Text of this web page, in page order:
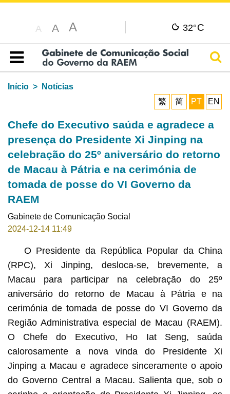
A A A 32°C
Índice
Início
Notícias
繁
简 PT EN
Chefe do Executivo saúda e agradece a
presença do Presidente Xi Jinping na
celebração do 25º aniversário do retorno
de Macau à Pátria e na cerimónia de
tomada de posse do VI Governo da
RAEM
Gabinete de Comunicação Social
2024-12-14 11:49
O Presidente da República Popular da China
(RPC), Xi Jinping, desloca-se, brevemente, a
Macau para participar na celebração do 25º
aniversário do retorno de Macau à Pátria e na
cerimónia de tomada de posse do VI Governo da
Região Administrativa especial de Macau (RAEM).
O Chefe do Executivo, Ho Iat Seng, saúda
calorosamente a nova vinda do Presidente Xi
Jinping a Macau e agradece sinceramente o apoio
do Governo Central a Macau. Salienta que, sob o